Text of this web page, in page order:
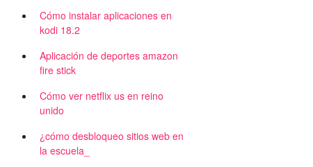
Cómo instalar aplicaciones en
kodi 18.2
Aplicación de deportes amazon
fire stick
Cómo ver netflix us en reino
unido
¿cómo desbloqueo sitios web en
la escuela_